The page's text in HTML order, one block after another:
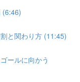
(6:46)
と関わり方 (11:45)
ールに向かう